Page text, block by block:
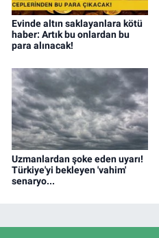
Evinde altın saklayanlara kötü
haber: Artık bu onlardan bu
para alınacak!
Uzmanlardan şoke eden uyarı!
Türkiye'yi bekleyen 'vahim'
senaryo...